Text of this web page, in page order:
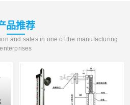
品推荐
and sales in one of the manufacturing
enterprises